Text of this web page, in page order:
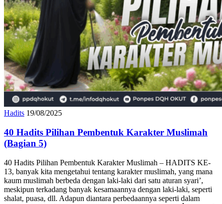
Hadits 19/08/2025
40 Hadits Pilihan Pembentuk Karakter Muslimah
40 Hadits Pilihan Pembentuk Karakter Muslimah – HADITS KE-
kaum muslimah berbeda dengan laki-laki dari satu aturan syari’,
meskipun terkadang banyak kesamaannya dengan laki-laki, seperti
shalat, puasa, dll. Adapun diantara perbedaannya seperti dalam
hadits berikut; Dari Ali Radhiyallahu Anhu, dia berkata: نَهَى رَسُوْلُ
اللهِ أَنْ تَحْلِقَ الْمَرْأَةُ […]